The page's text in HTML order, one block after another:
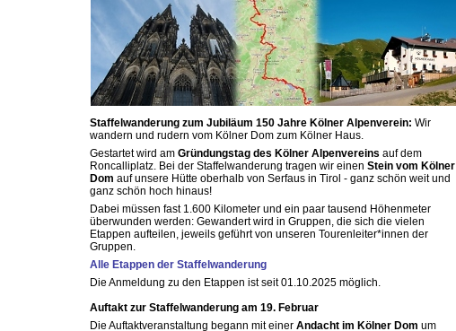
Staffelwanderung zum Jubiläum 150 Jahre Kölner Alpenverein: Wir
wandern und rudern vom Kölner Dom zum Kölner Haus.
Gestartet wird am Gründungstag des Kölner Alpenvereins auf dem
Roncalliplatz. Bei der Staffelwanderung tragen wir einen Stein vom Kölner
Dom auf unsere Hütte oberhalb von Serfaus in Tirol - ganz schön weit und
ganz schön hoch hinaus!
Dabei müssen fast 1.600 Kilometer und ein paar tausend Höhenmeter
überwunden werden: Gewandert wird in Gruppen, die sich die vielen
Etappen aufteilen, jeweils geführt von unseren Tourenleiter*innen der
Gruppen.
Alle Etappen der Staffelwanderung
Die Anmeldung zu den Etappen ist seit 01.10.2025 möglich.
Auftakt zur Staffelwanderung am 19. Februar
Die Auftaktveranstaltung begann mit einer Andacht im Kölner Dom um